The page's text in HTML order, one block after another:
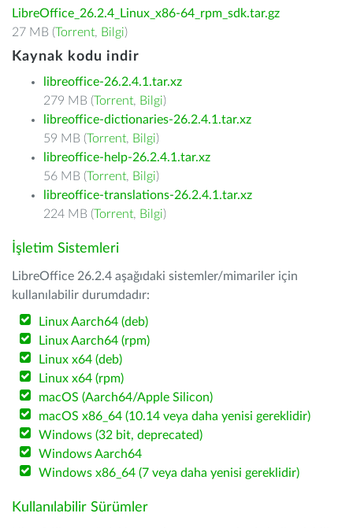
LibreOffice_26.2.4_Linux_x86-64_rpm_sdk.tar.gz
27 MB (Torrent, Bilgi)
Kaynak kodu indir
libreoffice-26.2.4.1.tar.xz
279 MB (Torrent, Bilgi)
libreoffice-dictionaries-26.2.4.1.tar.xz
59 MB (Torrent, Bilgi)
libreoffice-help-26.2.4.1.tar.xz
56 MB (Torrent, Bilgi)
libreoffice-translations-26.2.4.1.tar.xz
224 MB (Torrent, Bilgi)
İşletim Sistemleri
LibreOffice 26.2.4 aşağıdaki sistemler/mimariler için
kullanılabilir durumdadır:
Linux Aarch64 (deb)
Linux Aarch64 (rpm)
Linux x64 (deb)
Linux x64 (rpm)
macOS (Aarch64/Apple Silicon)
macOS x86_64 (10.14 veya daha yenisi gereklidir)
Windows (32 bit, deprecated)
Windows Aarch64
Windows x86_64 (7 veya daha yenisi gereklidir)
Kullanılabilir Sürümler